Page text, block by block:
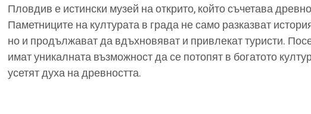
Пловдив е истински музей на открито, който съчетава
Паметниците на културата в града не само разказват
но и продължават да вдъхновяват и привлекат туристи.
имат уникалната възможност да се потопят в богатото
усетят духа на древността.